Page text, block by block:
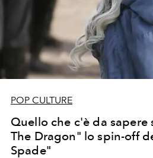
POP CULTURE
Quello che c'è da sapere
The Dragon" lo spin-off
Spade"